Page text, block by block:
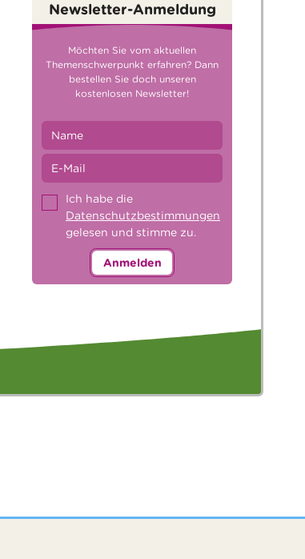
Newsletter-Anmeldung
Möchten Sie vom aktuellen
Themenschwerpunkt erfahren? Dann
bestellen Sie doch unseren
kostenlosen Newsletter!
Ich habe die
Datenschutzbestimmungen
gelesen und stimme zu.
Anmelden